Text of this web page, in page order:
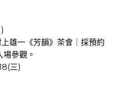
雄一《芳韻》茶會｜採預約
參觀。
三)